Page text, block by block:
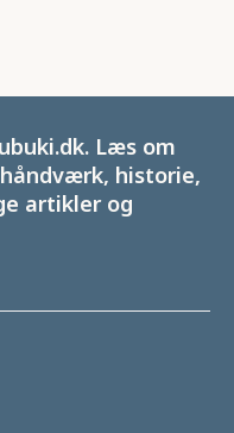
Læs om
historie,
artikler og